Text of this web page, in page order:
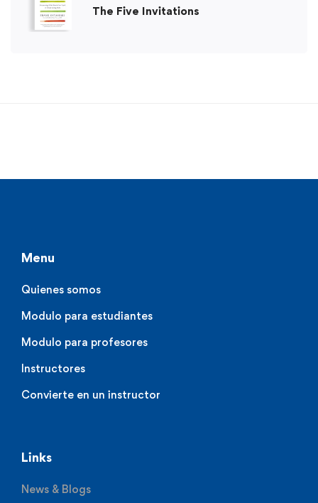
The Five Invitations
Menu
Quienes somos
Modulo para estudiantes
Modulo para profesores
Instructores
Convierte en un instructor
Links
News & Blogs